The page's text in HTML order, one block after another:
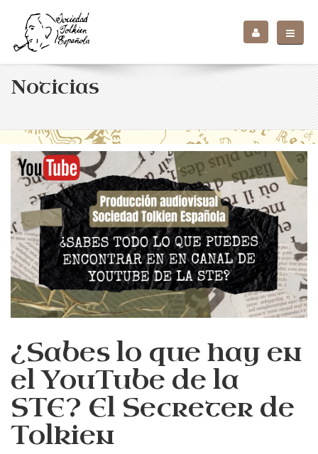
Noticias
¿Sabes lo que hay en
el YouTube de la
STE? El Secreter de
Tolkien